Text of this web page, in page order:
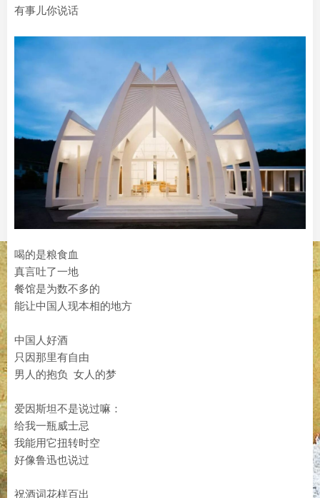
有事儿你说话
喝的是粮食血
真言吐了一地
餐馆是为数不多的
能让中国人现本相的地方
中国人好酒
只因那里有自由
男人的抱负 女人的梦
爱因斯坦不是说过嘛：
给我一瓶威士忌
我能用它扭转时空
好像鲁迅也说过
祝酒词花样百出